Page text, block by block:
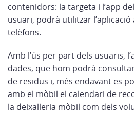
contenidors: la targeta i l’app
usuari, podrà utilitzar
telèfons.
Amb l’ús per part dels usuaris,
dades, que hom podrà
de residus i, més endavant es
amb el mòbil el calendari de
la deixalleria mòbil com dels